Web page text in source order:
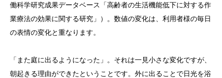
働科学研究成果データベース「高齢者の生活機能低下に対する作
業療法の効果に関する研究」）。数値の変化は、利用者様の毎日
の表情の変化と重なります。
「また庭に出るようになった」。それは一見小さな変化ですが、
朝起きる理由ができたということです。外に出ることで日光を浴